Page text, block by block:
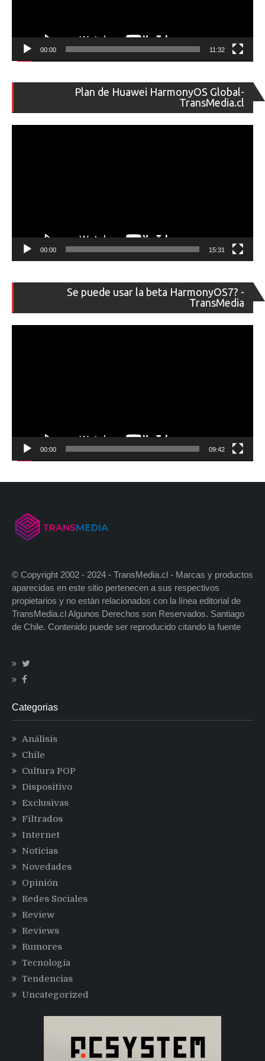
00:00 11:32
Plan de Huawei HarmonyOS Global-
TransMedia.cl
de
00:00 15:31
Se puede usar la beta HarmonyOS7? -
TransMedia
de
00:00 09:42
© Copyright 2002 - 2024 - TransMedia.cl - Marcas y productos
aparecidas en este sitio pertenecen a sus respectivos
propietarios y no están relacionados con la línea editorial de
TransMedia.cl Algunos Derechos son Reservados. Santiago
de Chile. Contenido puede ser reproducido citando la fuente
Categorias
Análisis
Chile
Cultura POP
Dispositivo
Exclusivas
Filtrados
Internet
Noticias
Novedades
Opinión
Redes Sociales
Review
Reviews
Rumores
Tecnología
Tendencias
Uncategorized